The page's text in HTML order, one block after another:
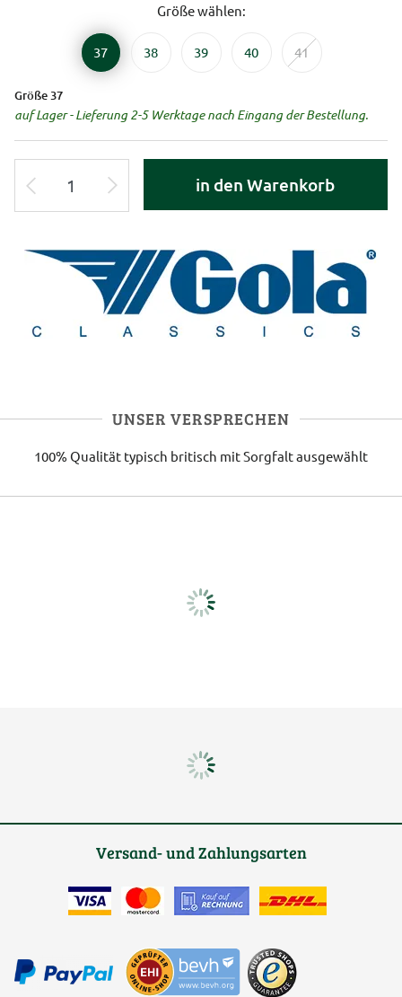
Größe wählen:
37 38 39 40 41
Größe 37
auf Lager - Lieferung 2-5 Werktage nach Eingang der Bestellung.
in den Warenkorb
UNSER VERSPRECHEN
100% Qualität typisch britisch mit Sorgfalt ausgewählt
Versand- und Zahlungsarten